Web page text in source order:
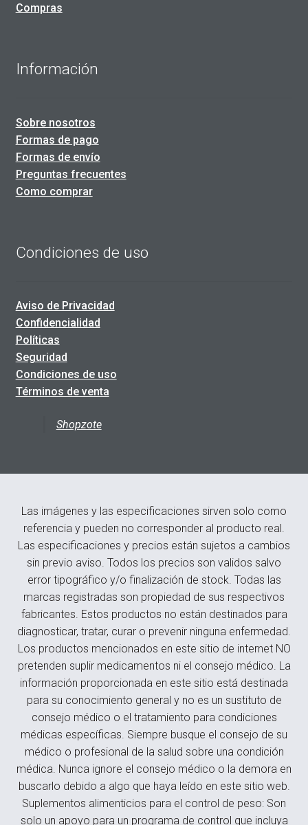
Compras
Información
Sobre nosotros
Formas de pago
Formas de envío
Preguntas frecuentes
Como comprar
Condiciones de uso
Aviso de Privacidad
Confidencialidad
Políticas
Seguridad
Condiciones de uso
Términos de venta
Shopzote
Las imágenes y las especificaciones sirven solo como
referencia y pueden no corresponder al producto real.
Las especificaciones y precios están sujetos a cambios
sin previo aviso. Todos los precios son validos salvo
error tipográfico y/o finalización de stock. Todas las
marcas registradas son propiedad de sus respectivos
fabricantes. Estos productos no están destinados para
diagnosticar, tratar, curar o prevenir ninguna enfermedad.
Los productos mencionados en este sitio de internet NO
pretenden suplir medicamentos ni el consejo médico. La
información proporcionada en este sitio está destinada
para su conocimiento general y no es un sustituto de
consejo médico o el tratamiento para condiciones
médicas específicas. Siempre busque el consejo de su
médico o profesional de la salud sobre una condición
médica. Nunca ignore el consejo médico o la demora en
buscarlo debido a algo que haya leído en este sitio web.
Suplementos alimenticios para el control de peso: Son
solo un apoyo para un programa de control que incluya